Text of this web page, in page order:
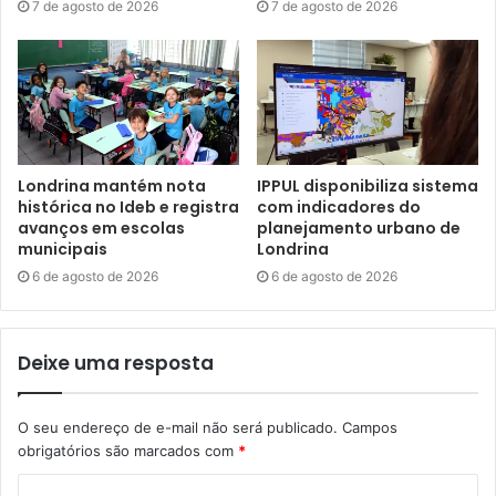
Secretária municipal de Políticas para as Mulheres, Marisol Chiesa.
Foto: Emerson Dias/NCom
A Secretaria Municipal de Políticas para as Mulheres
também realiza um trabalho de inclusão social e produtiva
para as mulheres que se encontram em um contexto de
violência doméstica e familiar. “Nós acompanhamos essas
mulheres, e a partir dos seus interesses e potencialidades
oferecemos cursos de capacitação e qualificação
que divulgam suas vagas para as mulheres atendidas pela
SMPM, contribuindo para que elas conquistem sua
autonomia”, frisou Chiesa.
A psicóloga do COM, Lisnéia Rampazzo, salientou que a
7 de agosto de 2026 7 de agosto de 2026
Londrina mantém nota
histórica no Ideb e registra
avanços em escolas
municipais
6 de agosto de 2026
IPPUL disponibiliza sistema
com indicadores do
planejamento urbano de
Londrina
6 de agosto de 2026
Deixe uma resposta
O seu endereço de e-mail não será publicado. Campos
obrigatórios são marcados com *